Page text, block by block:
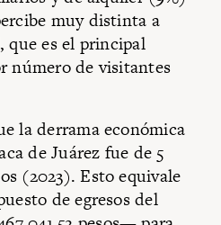
muy distinta a
es el principal
número de visitantes
la derrama económica
de Juárez fue de 5
(2023). Esto equivale
de egresos del